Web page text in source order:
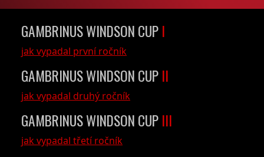
GAMBRINUS WINDSON CUP I
jak vypadal první ročník
GAMBRINUS WINDSON CUP II
jak vypadal druhý ročník
GAMBRINUS WINDSON CUP III
jak vypadal třetí ročník